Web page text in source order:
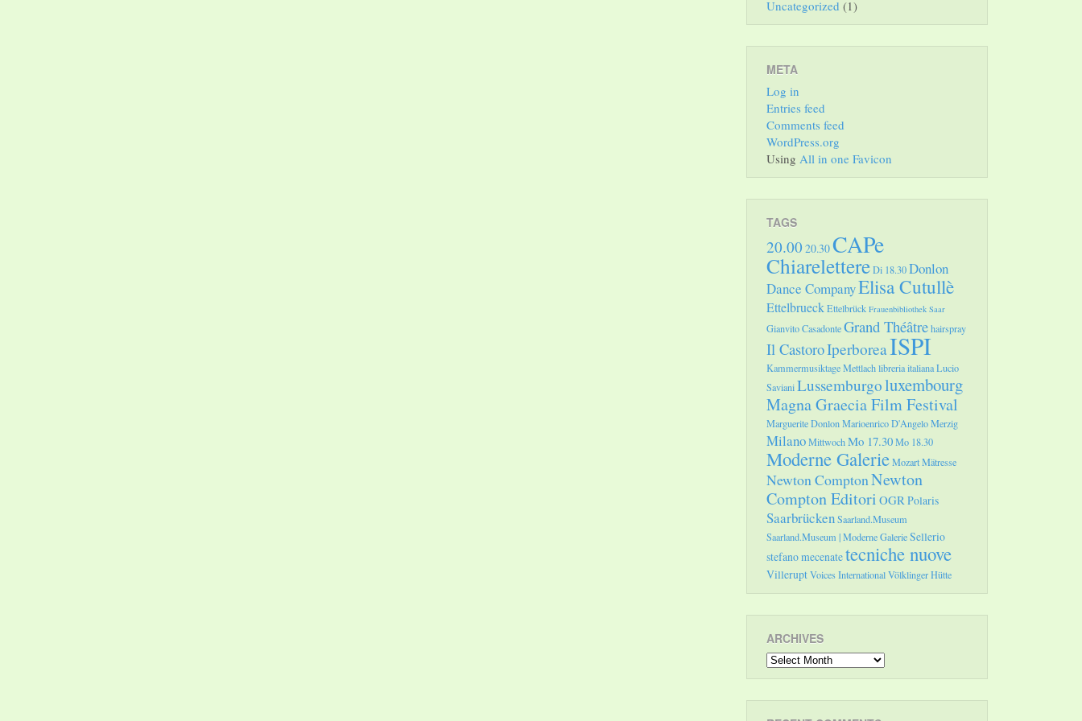
Uncategorized (1)
META
Log in
Entries feed
Comments feed
WordPress.org
Using All in one Favicon
TAGS
20.00 20.30CAPe
ChiarelettereDi 18.30Donlon
Dance CompanyElisa Cutullè
EttelbrueckEttelbrück Frauenbibliothek Saar
Gianvito CasadonteGrand Théâtrehairspray
Il CastoroIperboreaISPI
Kammermusiktage Mettlachlibreria italianaLucio
SavianiLussemburgoluxembourg
Magna Graecia Film Festival
Marguerite DonlonMarioenrico D'AngeloMerzig
MilanoMittwochMo 17.30Mo 18.30
Moderne GalerieMozartMätresse
Newton ComptonNewton
Compton Editori OGRPolaris
SaarbrückenSaarland.Museum
Saarland.Museum | Moderne GalerieSellerio
stefano mecenatetecniche nuove
VilleruptVoices InternationalVölklinger Hütte
ARCHIVES
Archives